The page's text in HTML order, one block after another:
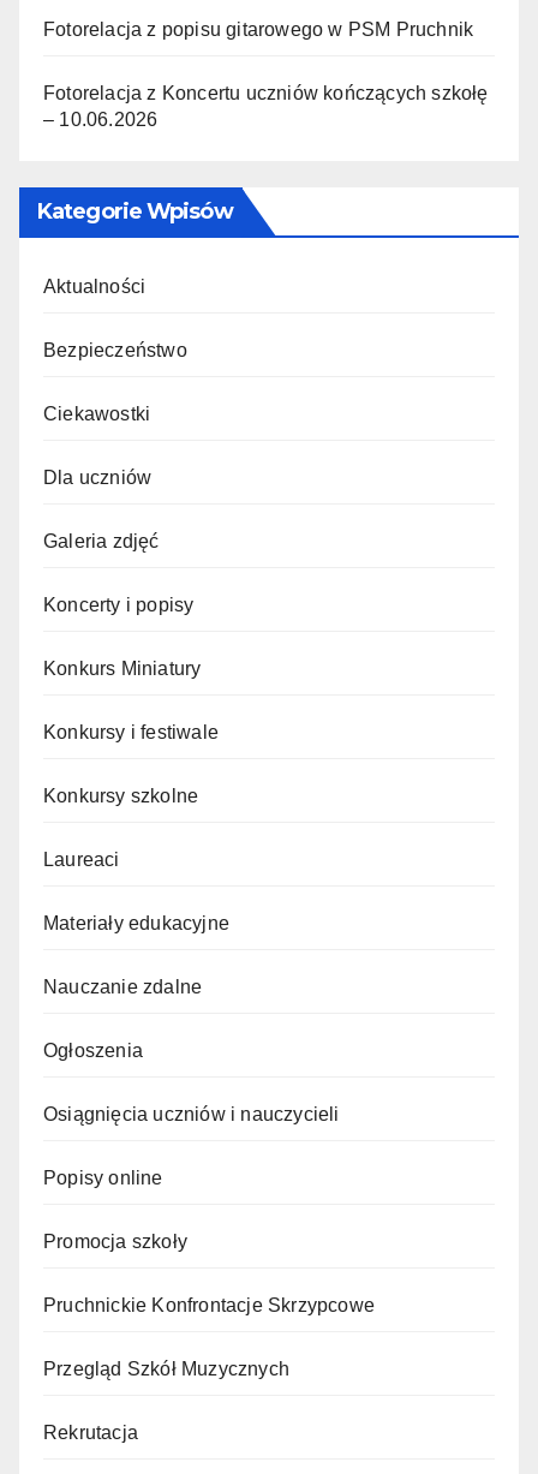
Fotorelacja z popisu gitarowego w PSM Pruchnik
Fotorelacja z Koncertu uczniów kończących szkołę
– 10.06.2026
Kategorie Wpisów
Aktualności
Bezpieczeństwo
Ciekawostki
Dla uczniów
Galeria zdjęć
Koncerty i popisy
Konkurs Miniatury
Konkursy i festiwale
Konkursy szkolne
Laureaci
Materiały edukacyjne
Nauczanie zdalne
Ogłoszenia
Osiągnięcia uczniów i nauczycieli
Popisy online
Promocja szkoły
Pruchnickie Konfrontacje Skrzypcowe
Przegląd Szkół Muzycznych
Rekrutacja